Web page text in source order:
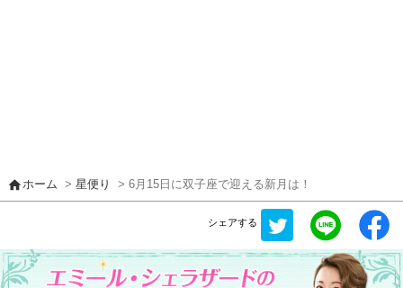
homeホーム >星便り > 6月15日に双子座で迎える新月は！
シェアする